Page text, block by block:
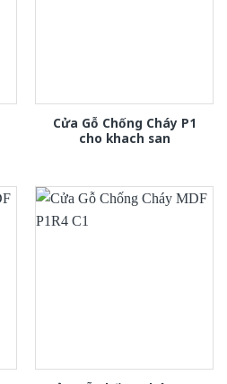
Cửa Gỗ Chống Cháy P1
cho khach san